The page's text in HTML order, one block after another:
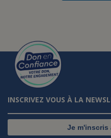
INSCRIVEZ VOUS À LA
Je m'inscris